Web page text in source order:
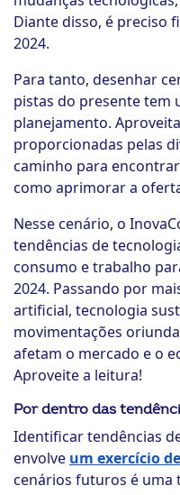
Diante disso, é preciso
2024.
Para tanto, desenhar
pistas do presente tem
planejamento.
proporcionadas pelas
caminho para
como aprimorar a
Nesse cenário, o
tendências de
consumo e trabalho
2024. Passando por
artificial, tecnologia
movimentações
afetam o mercado e o
Aproveite a leitura!
Por dentro das
Identificar tendências
envolve um exercício
cenários futuros é uma